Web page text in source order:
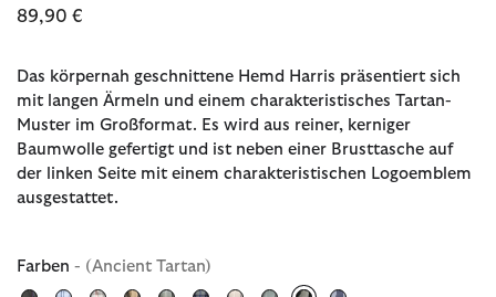
89,90 €
Das körpernah geschnittene Hemd Harris präsentiert sich
mit langen Ärmeln und einem charakteristisches Tartan-
Muster im Großformat. Es wird aus reiner, kerniger
Baumwolle gefertigt und ist neben einer Brusttasche auf
der linken Seite mit einem charakteristischen Logoemblem
ausgestattet.
Farben - (Ancient Tartan)